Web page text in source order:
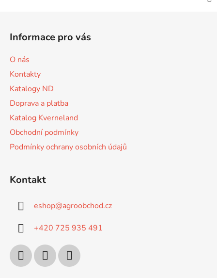
Informace pro vás
O nás
Kontakty
Katalogy ND
Doprava a platba
Katalog Kverneland
Obchodní podmínky
Podmínky ochrany osobních údajů
Kontakt
eshop@agroobchod.cz
+420 725 935 491